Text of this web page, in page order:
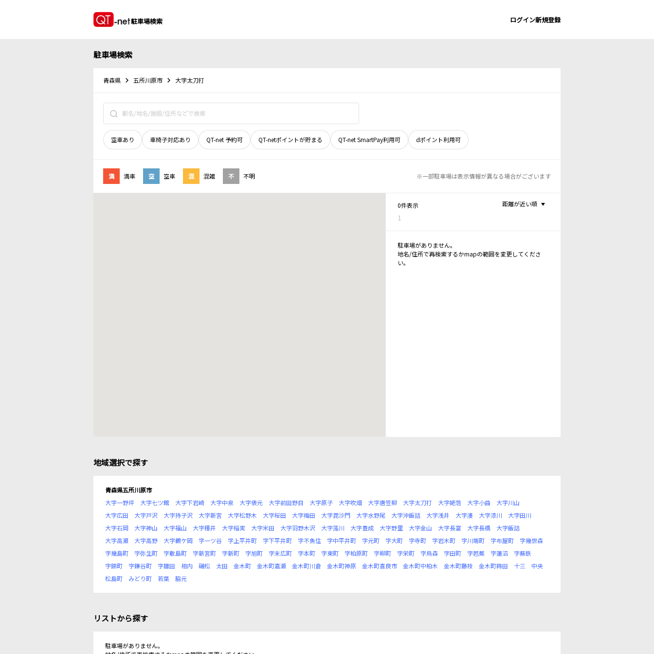
駐車場検索 ログイン新規登録
駐車場検索
青森県 五所川原市 大字太刀打
空車あり 車椅子対応あり QT-net 予約可 QT-netポイントが貯まる QT-net SmartPay利用可 dポイント利用可
満 満車 空 空車 混 混雑 不 不明 ※一部駐車場は表示情報が異なる場合がございます
0件表示
1
距離が近い順
駐車場がありません。
地名/住所で再検索するかmapの範囲を変更してくださ
い。
地域選択で探す
青森県五所川原市
大字一野坪
大字七ツ館 大字下岩崎 大字中泉 大字俵元 大字前田野目 大字原子 大字吹畑 大字唐笠柳 大字太刀打 大字姥萢 大字小曲
大字川山
大字広田
大字戸沢 大字持子沢 大字新宮 大字松野木 大字桜田 大字梅田 大字毘沙門 大字水野尾 大字沖飯詰 大字浅井 大字湊 大字漆川
大字田川
大字石岡
大字神山 大字福山 大字種井 大字稲実 大字米田 大字羽野木沢 大字藻川 大字豊成 大字野里 大字金山 大字長富 大字長橋
大字飯詰
大字高瀬
大字高野 大字鶴ケ岡 字一ツ谷 字上平井町 字下平井町 字不魚住 字中平井町 字元町 字大町 字寺町 字岩木町 字川端町 字布屋町
字幾世森
字幾島町
字弥生町 字敷島町 字新宮町 字新町 字旭町 字末広町 字本町 字東町 字柏原町 字柳町 字栄町 字烏森 字田町 字芭蕉 字蓮沼
字蘇鉄
字錦町
字鎌谷町 字雛田 相内 磯松 太田 金木町 金木町嘉瀬 金木町川倉 金木町神原 金木町喜良市 金木町中柏木 金木町藤枝 金木町蒔田 十三
中央
松島町
みどり町 若葉 脇元
リストから探す
駐車場がありません。